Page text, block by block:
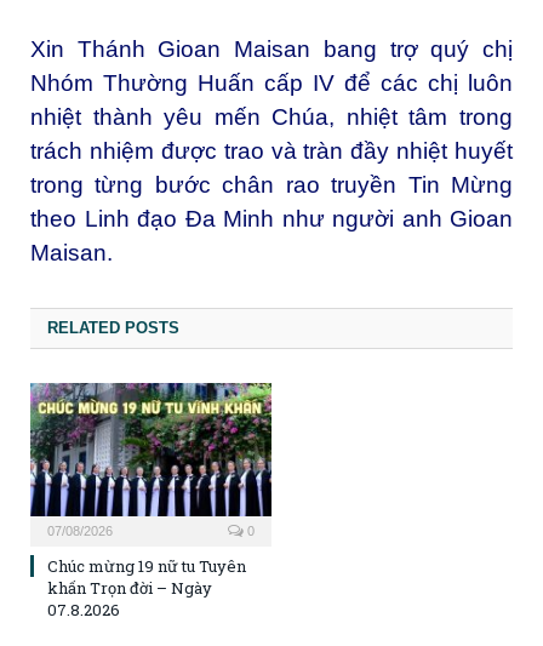
Xin Thánh Gioan Maisan bang trợ quý chị
Nhóm Thường Huấn cấp IV để các chị luôn
nhiệt thành yêu mến Chúa, nhiệt tâm trong
trách nhiệm được trao và tràn đầy nhiệt huyết
trong từng bước chân rao truyền Tin Mừng
theo Linh đạo Đa Minh như người anh Gioan
Maisan.
RELATED POSTS
07/08/2026 0
Chúc mừng 19 nữ tu Tuyên
khấn Trọn đời – Ngày
07.8.2026